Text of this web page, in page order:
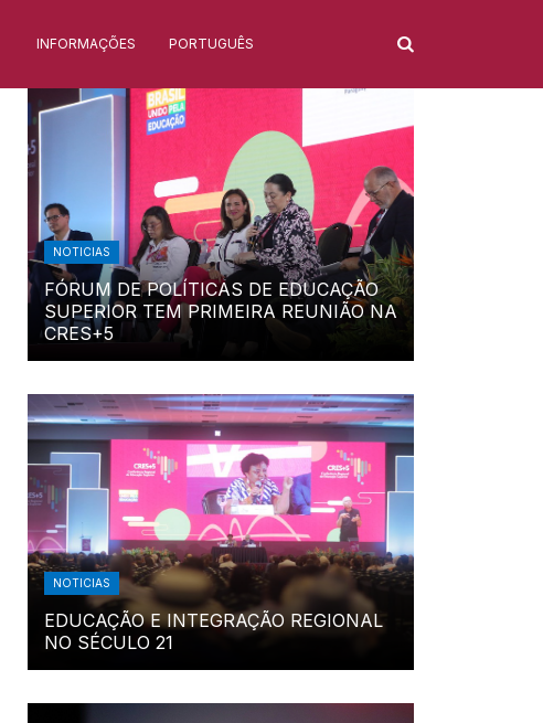
INFORMAÇÕES PORTUGUÊS
NOTICIAS
FÓRUM DE POLÍTICAS DE EDUCAÇÃO
SUPERIOR TEM PRIMEIRA REUNIÃO NA
CRES+5
NOTICIAS
EDUCAÇÃO E INTEGRAÇÃO REGIONAL
NO SÉCULO 21